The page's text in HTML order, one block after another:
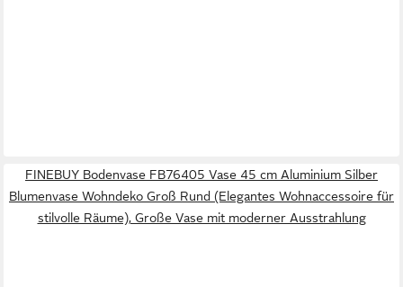
FINEBUY Bodenvase FB76405 Vase 45 cm Aluminium Silber
Blumenvase Wohndeko Groß Rund (Elegantes Wohnaccessoire für
stilvolle Räume), Große Vase mit moderner Ausstrahlung